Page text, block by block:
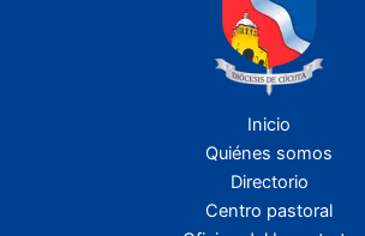
Inicio
Quiénes somos
Directorio
Centro pastoral